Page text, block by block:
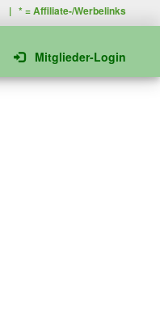
| * =Affiliate-/Werbelinks
Mitglieder-Login